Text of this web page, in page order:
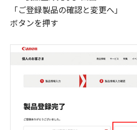
「ご登録製品の確認と変更へ」
ボタンを押す